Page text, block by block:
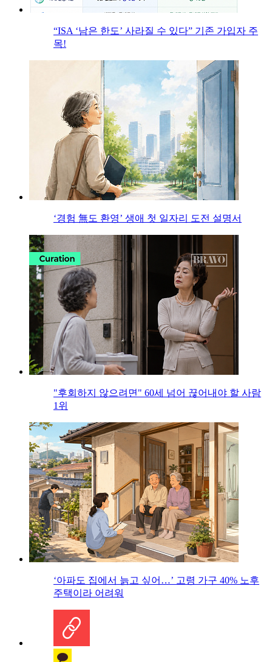
“ISA ‘남은 한도’ 사라질 수 있다” 기존 가입자 주
목!
‘경험 無도 환영’ 생애 첫 일자리 도전 설명서
"후회하지 않으려면" 60세 넘어 끊어내야 할 사람
1위
‘아파도 집에서 늙고 싶어…’ 고령 가구 40% 노후
주택이라 어려워